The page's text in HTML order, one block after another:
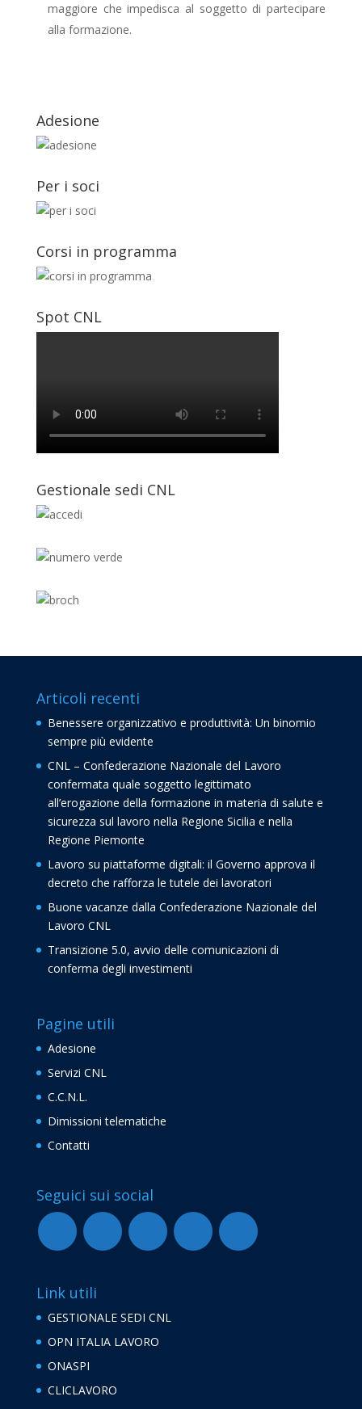
maggiore che impedisca al soggetto di partecipare
alla formazione.
Adesione
Per i soci
Corsi in programma
Spot CNL
Gestionale sedi CNL
Articoli recenti
Benessere organizzativo e produttività: Un binomio
sempre più evidente
CNL – Confederazione Nazionale del Lavoro
confermata quale soggetto legittimato
all’erogazione della formazione in materia di salute e
sicurezza sul lavoro nella Regione Sicilia e nella
Regione Piemonte
Lavoro su piattaforme digitali: il Governo approva il
decreto che rafforza le tutele dei lavoratori
Buone vacanze dalla Confederazione Nazionale del
Lavoro CNL
Transizione 5.0, avvio delle comunicazioni di
conferma degli investimenti
Pagine utili
Adesione
Servizi CNL
C.C.N.L.
Dimissioni telematiche
Contatti
Seguici sui social
Link utili
GESTIONALE SEDI CNL
OPN ITALIA LAVORO
ONASPI
CLICLAVORO